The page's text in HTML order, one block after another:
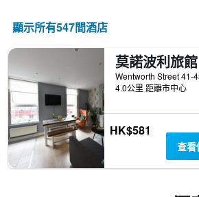
顯示所有547間酒店
莫諾波利旅館
4.0公里 距離市中心
HK$581
查看